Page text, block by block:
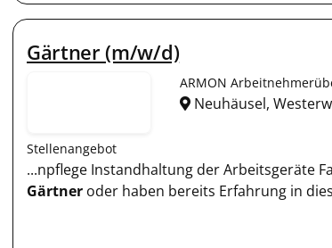
Gärtner (m/w/d)
ARMON
Neuhäusel,
Stellenangebot
...npflege Instandhaltung der Arbeitsgeräte
Gärtner oder haben bereits Erfahrung in